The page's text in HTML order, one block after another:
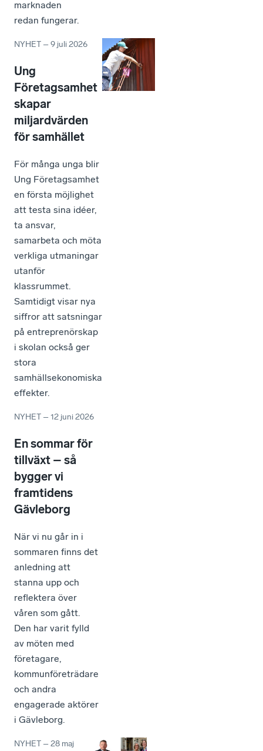
marknaden
redan fungerar.
NYHET –9 juli 2026
Ung
Företagsamhet
skapar
miljardvärden
för samhället
För många unga blir
Ung Företagsamhet
en första möjlighet
att testa sina idéer,
ta ansvar,
samarbeta och möta
verkliga utmaningar
utanför
klassrummet.
Samtidigt visar nya
siffror att satsningar
på entreprenörskap
i skolan också ger
stora
samhällsekonomiska
effekter.
NYHET –12 juni 2026
En sommar för
tillväxt – så
bygger vi
framtidens
Gävleborg
När vi nu går in i
sommaren finns det
anledning att
stanna upp och
reflektera över
våren som gått.
Den har varit fylld
av möten med
företagare,
kommunföreträdare
och andra
engagerade aktörer
i Gävleborg.
NYHET –28 maj